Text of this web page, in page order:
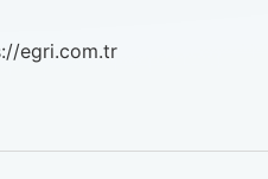
egri.com.tr